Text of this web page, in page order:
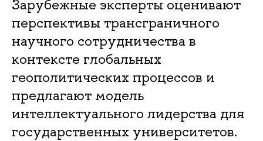
Зарубежные эксперты оценивают
перспективы трансграничного
научного сотрудничества в
контексте глобальных
геополитических процессов и
предлагают модель
интеллектуального лидерства для
государственных университетов.